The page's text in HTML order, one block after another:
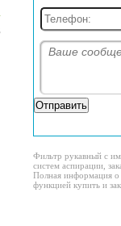
Фильтр рукавный с
систем аспирации,
Полная информация о
функцией купить и